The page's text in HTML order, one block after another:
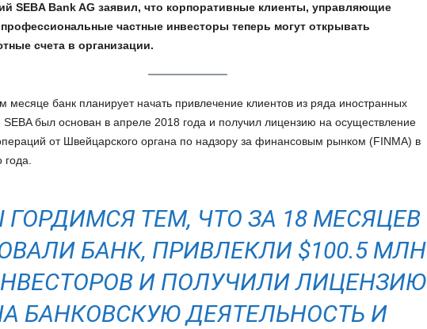
SEBA Bank AG заявил, что корпоративные клиенты, управляющие
частные инвесторы теперь могут открывать
счета в организации.
банк планирует начать привлечение клиентов из ряда иностранных
был основан в апреле 2018 года и получил лицензию на осуществление
от Швейцарского органа по надзору за финансовым рынком (FINMA) в
года.
ГОРДИМСЯ ТЕМ, ЧТО ЗА 18 МЕСЯЦЕВ
БАНК, ПРИВЛЕКЛИ $100.5 МЛН
И ПОЛУЧИЛИ ЛИЦЕНЗИЮ
БАНКОВСКУЮ ДЕЯТЕЛЬНОСТЬ И